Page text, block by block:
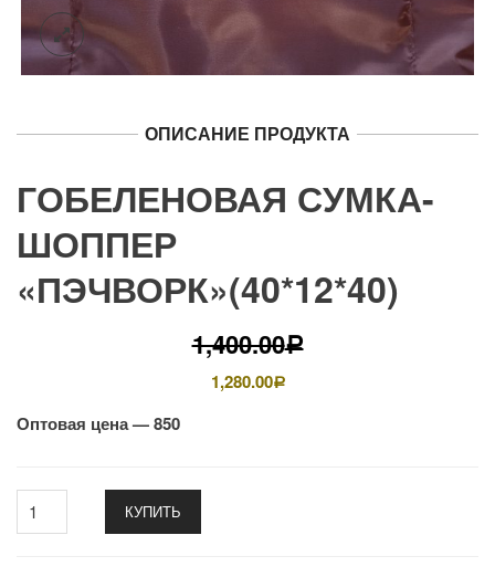
ОПИСАНИЕ ПРОДУКТА
ГОБЕЛЕНОВАЯ СУМКА-
ШОППЕР
«ПЭЧВОРК»(40*12*40)
1,400.00Р
1,280.00Р
Оптовая цена — 850
КУПИТЬ